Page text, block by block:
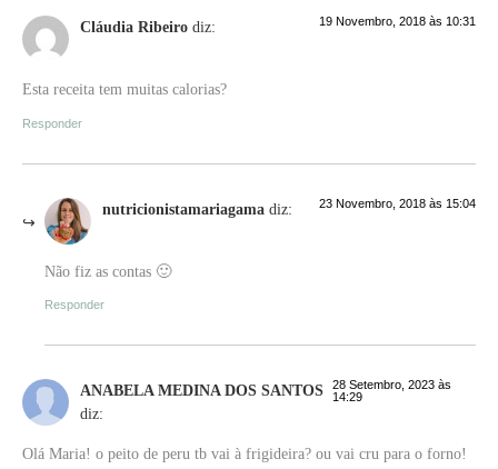
Cláudia Ribeiro diz: 19 Novembro, 2018 às 10:31
Esta receita tem muitas calorias?
Responder
nutricionistamariagama diz: 23 Novembro, 2018 às 15:04
Não fiz as contas 🙂
Responder
ANABELA MEDINA DOS SANTOS
diz:
28 Setembro, 2023 às
14:29
Olá Maria! o peito de peru tb vai à frigideira? ou vai cru para o forno!